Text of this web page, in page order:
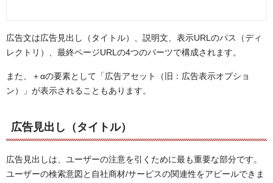
広告文は広告見出し（タイトル）、説明文、表示URLのパス（ディ
レクトリ）、最終ページURLの4つのパーツで構成されます。
また、＋αの要素として「広告アセット（旧：広告表示オプショ
ン）」が表示されることもあります。
広告見出し（タイトル）
広告見出しは、ユーザーの注意を引くために最も重要な部分です。
ユーザーの検索意図と自社商材/サービスの関連性をアピールできま